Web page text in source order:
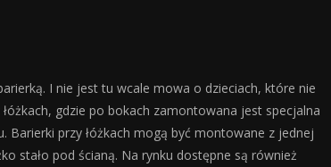
I nie jest tu wcale mowa o dzieciach, które nie
gdzie po bokach zamontowana jest specjalna
Barierki przy łóżkach mogą być montowane z jednej
stało pod ścianą. Na rynku dostępne są również